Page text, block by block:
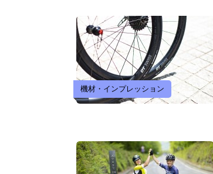
機材・インプレッション